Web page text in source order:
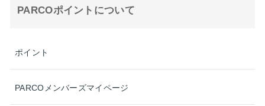
PARCOポイントについて
ポイント
PARCOメンバーズマイページ